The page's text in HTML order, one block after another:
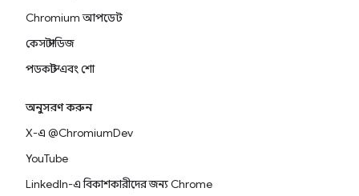
Chromium আপডেট
কেস স্টাডিজ
পডকাস্ট এবং শো
অনুসরণ করুন
X-এ @ChromiumDev
YouTube
LinkedIn-এ বিকাশকারীদের জন্য Chrome